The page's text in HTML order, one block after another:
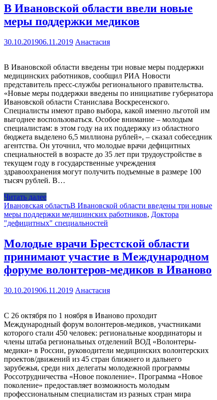
В Ивановской области ввели новые
меры поддержки медиков
30.10.201906.11.2019 Анастасия
В Ивановской области введены три новые меры поддержки
медицинских работников, сообщил РИА Новости
представитель пресс-службы регионального правительства.
«Новые меры поддержки введены по инициативе губернатора
Ивановской области Станислава Воскресенского.
Специалисты имеют право выбора, какой именно льготой им
выгоднее воспользоваться. Особое внимание – молодым
специалистам: в этом году на их поддержку из областного
бюджета выделено 6,5 миллиона рублей», – сказал собеседник
агентства. Он уточнил, что молодые врачи дефицитных
специальностей в возрасте до 35 лет при трудоустройстве в
текущем году в государственные учреждения
здравоохранения могут получить подъемные в размере 100
тысяч рублей. В…
Читать далее
Ивановская областьВ Ивановской области введены три новые
меры поддержки медицинских работников, Доктора
"дефицитных" специальностей
Молодые врачи Брестской области
принимают участие в Международном
форуме волонтеров-медиков в Иваново
30.10.201906.11.2019 Анастасия
С 26 октября по 1 ноября в Иваново проходит
Международный форум волонтеров-медиков, участниками
которого стали 450 человек: региональные координаторы и
члены штаба региональных отделений ВОД «Волонтеры-
медики» в России, руководители медицинских волонтерских
проектов/движений из 45 стран ближнего и дальнего
зарубежья, среди них делегаты молодежной программы
Россотрудничества «Новое поколение». Программа «Новое
поколение» предоставляет возможность молодым
профессиональным специалистам из разных стран мира